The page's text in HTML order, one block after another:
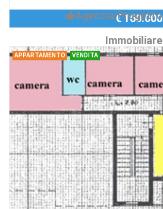
Agenzia:Progetto
Immobiliare
€ 160.000
APPARTAMENTO VENDITA